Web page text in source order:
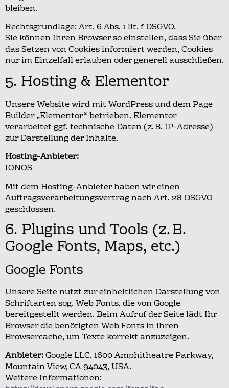
bleiben.
Rechtsgrundlage: Art. 6 Abs. 1 lit. f DSGVO.
Sie können Ihren Browser so einstellen, dass Sie über
das Setzen von Cookies informiert werden, Cookies
nur im Einzelfall erlauben oder generell ausschließen.
5. Hosting & Elementor
Unsere Website wird mit WordPress und dem Page
Builder „Elementor“ betrieben.Elementor
verarbeitet ggf. technische Daten (z. B. IP-Adresse)
zur Darstellung der Inhalte.
Hosting-Anbieter:
IONOS
Mit dem Hosting-Anbieter haben wir einen
Auftragsverarbeitungsvertrag nach Art. 28 DSGVO
geschlossen.
6. Plugins und Tools (z. B.
Google Fonts, Maps, etc.)
Google Fonts
Unsere Seite nutzt zur einheitlichen Darstellung von
Schriftarten sog. Web Fonts, die von Google
bereitgestellt werden.Beim Aufruf der Seite lädt Ihr
Browser die benötigten Web Fonts in ihren
Browsercache, um Texte korrekt anzuzeigen.
Anbieter:Google LLC, 1600 Amphitheatre Parkway,
Mountain View, CA 94043, USA.
Weitere Informationen: